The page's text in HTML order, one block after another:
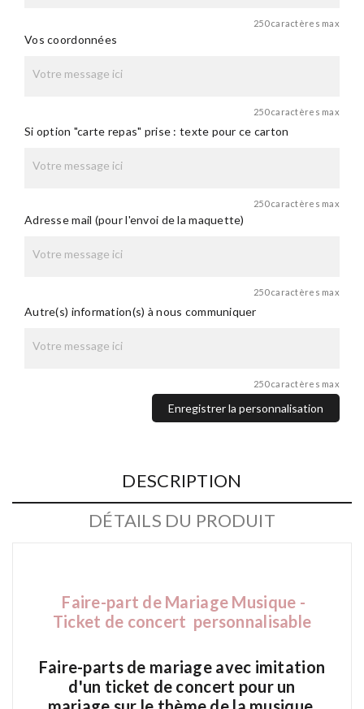
250 caractères max
Vos coordonnées
250 caractères max
Si option "carte repas" prise : texte pour ce carton
250 caractères max
Adresse mail (pour l'envoi de la maquette)
250 caractères max
Autre(s) information(s) à nous communiquer
250 caractères max
Enregistrer la personnalisation
DESCRIPTION
DÉTAILS DU PRODUIT
Faire-part de Mariage Musique -
Ticket de concert personnalisable
Faire-parts de mariage avec imitation
d'un ticket de concert pour un